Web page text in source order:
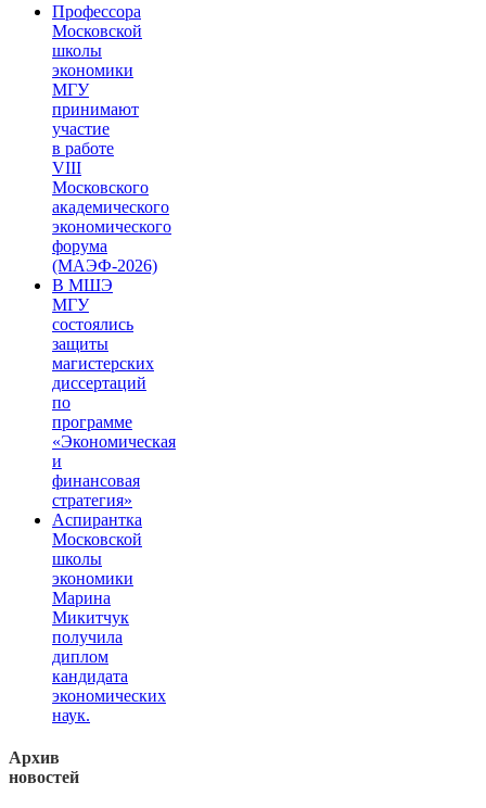
Профессора
Московской
школы
экономики
МГУ
принимают
участие
в работе
VIII
Московского
академического
экономического
форума
(МАЭФ-2026)
В МШЭ
МГУ
состоялись
защиты
магистерских
диссертаций
по
программе
«Экономическая
и
финансовая
стратегия»
Аспирантка
Московской
школы
экономики
Марина
Микитчук
получила
диплом
кандидата
экономических
наук.
Архив
новостей